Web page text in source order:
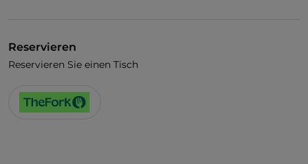
Reservieren
Reservieren Sie einen Tisch